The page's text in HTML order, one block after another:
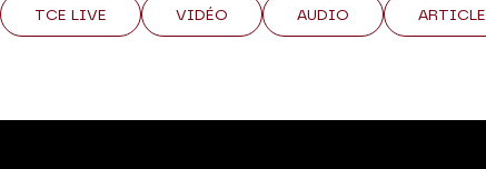
TCE LIVE VIDÉO AUDIO ARTICLE